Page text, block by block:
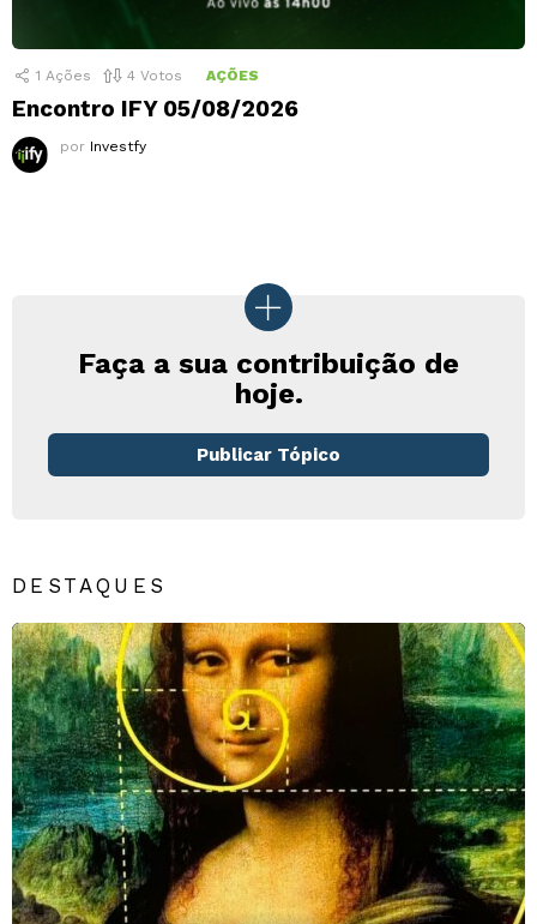
1 Ações 4 Votos AÇÕES
Encontro IFY 05/08/2026
por Investfy
Faça a sua contribuição de
hoje.
Publicar Tópico
DESTAQUES